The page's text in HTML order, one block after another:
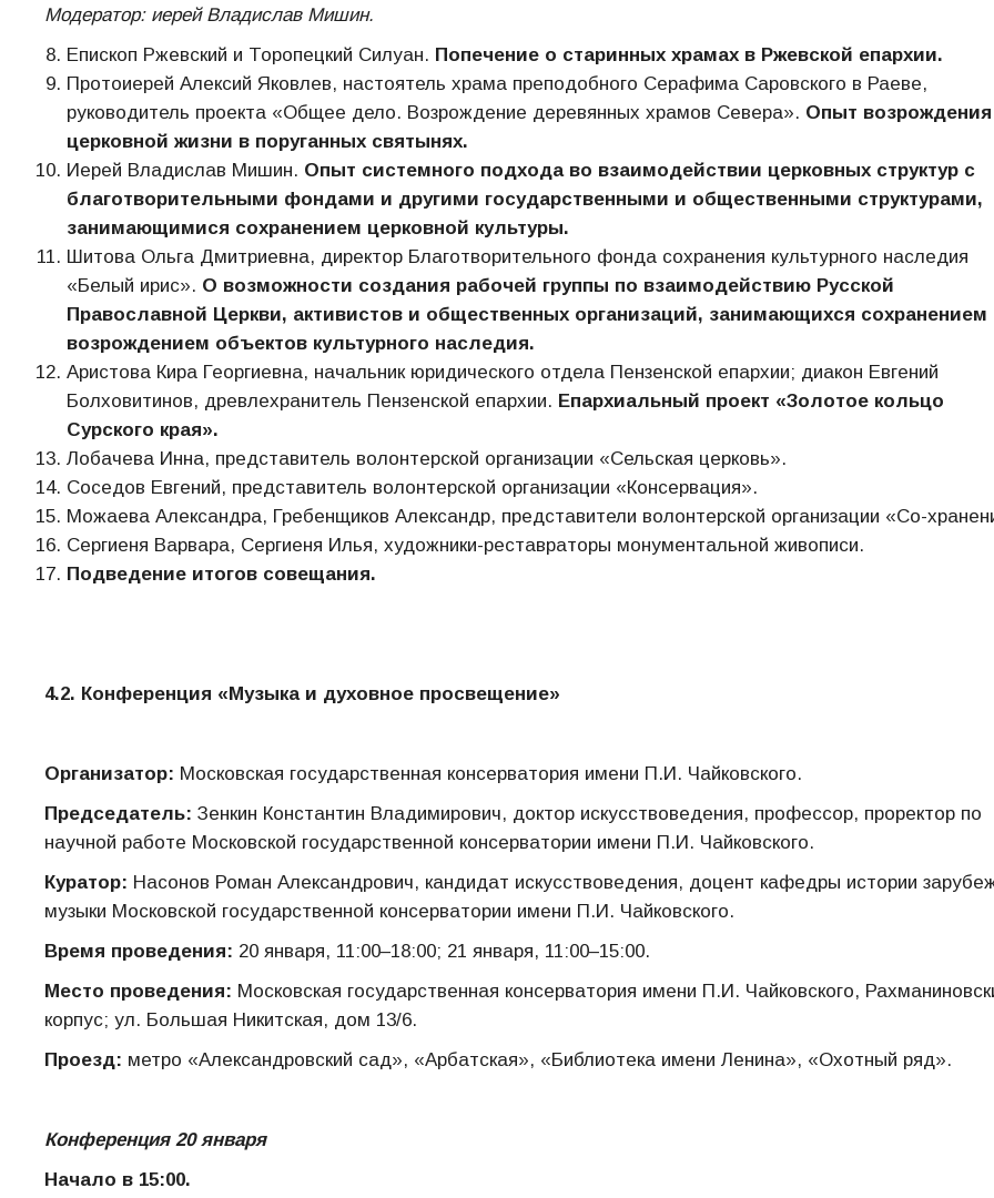
Модератор: иерей Владислав Мишин.
Епископ Ржевский и Торопецкий Силуан. Попечение о старинных храмах в Ржевской епархии.
Протоиерей Алексий Яковлев, настоятель храма преподобного Серафима Саровского в Раеве,
руководитель проекта «Общее дело. Возрождение деревянных храмов Севера». Опыт возрождения
церковной жизни в поруганных святынях.
Иерей Владислав Мишин. Опыт системного подхода во взаимодействии церковных структур с
благотворительными фондами и другими государственными и общественными структурами,
занимающимися сохранением церковной культуры.
Шитова Ольга Дмитриевна, директор Благотворительного фонда сохранения культурного наследия
«Белый ирис». О возможности создания рабочей группы по взаимодействию Русской
Православной Церкви, активистов и общественных организаций, занимающихся сохранением
возрождением объектов культурного наследия.
Аристова Кира Георгиевна, начальник юридического отдела Пензенской епархии; диакон Евгений
Болховитинов, древлехранитель Пензенской епархии. Епархиальный проект «Золотое кольцо
Сурского края».
Лобачева Инна, представитель волонтерской организации «Сельская церковь».
Соседов Евгений, представитель волонтерской организации «Консервация».
Можаева Александра, Гребенщиков Александр, представители волонтерской организации «Со-
Сергиеня Варвара, Сергиеня Илья, художники-реставраторы монументальной живописи.
Подведение итогов совещания.
4.2. Конференция «Музыка и духовное просвещение»
Организатор: Московская государственная консерватория имени П.И. Чайковского.
Председатель: Зенкин Константин Владимирович, доктор искусствоведения, профессор, проректор по
научной работе Московской государственной консерватории имени П.И. Чайковского.
Куратор: Насонов Роман Александрович, кандидат искусствоведения, доцент кафедры истории
музыки Московской государственной консерватории имени П.И. Чайковского.
Время проведения: 20 января, 11:00–18:00; 21 января, 11:00–15:00.
Место проведения: Московская государственная консерватория имени П.И. Чайковского,
корпус; ул. Большая Никитская, дом 13/6.
Проезд: метро «Александровский сад», «Арбатская», «Библиотека имени Ленина», «Охотный ряд».
Конференция 20 января
Начало в 15:00.